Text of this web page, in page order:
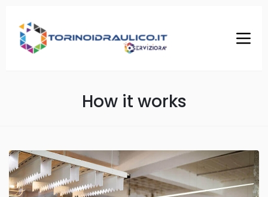
How it works